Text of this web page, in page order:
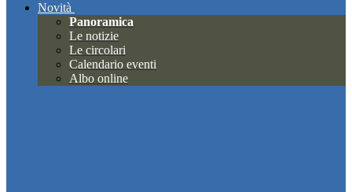
Novità
Panoramica
Le notizie
Le circolari
Calendario eventi
Albo online